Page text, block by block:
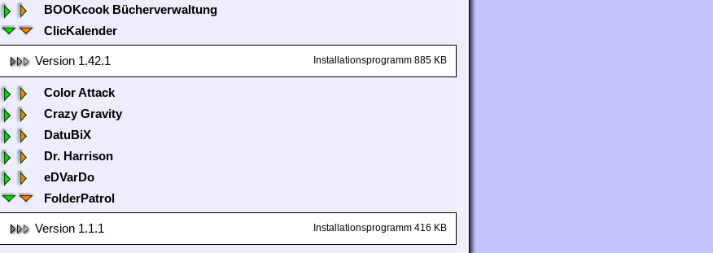
BOOKcook Bücherverwaltung
ClicKalender
Version 1.42.1 Installationsprogramm 885 KB
Color Attack
Crazy Gravity
DatuBiX
Dr. Harrison
eDVarDo
FolderPatrol
Version 1.1.1 Installationsprogramm 416 KB